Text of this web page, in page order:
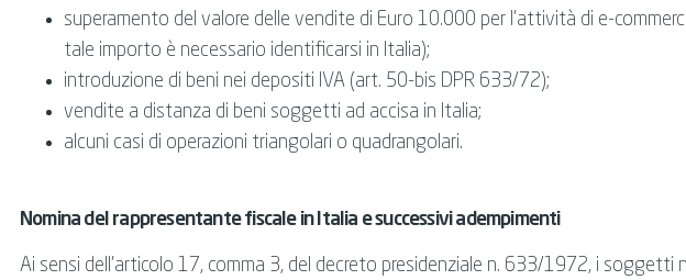
superamento del valore delle vendite di Euro 10.000 per l’attività di e-
tale importo è necessario identificarsi in Italia);
introduzione di beni nei depositi IVA (art. 50-bis DPR 633/72);
vendite a distanza di beni soggetti ad accisa in Italia;
alcuni casi di operazioni triangolari o quadrangolari.
Nomina del rappresentante fiscale in Italia e successivi adempimenti
Ai sensi dell'articolo 17, comma 3, del decreto presidenziale n. 633/1972, i soggetti